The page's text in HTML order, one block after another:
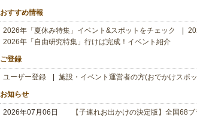
おすすめ情報
2026年「夏休み特集」イベント&スポットをチェック
2026年「自由研究特集」行けば完成！イベント紹介
ご登録
ユーザー登録 施設・イベント運営者の方(おでかけスポ
お知らせ
2026年07月06日
【子連れお出かけの決定版】全国68